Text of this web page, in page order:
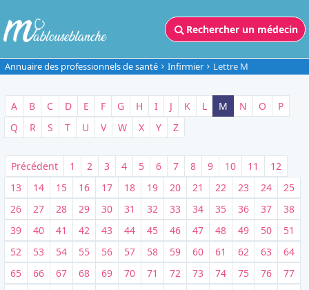
Rechercher un médecin
Annuaire des professionnels de santé Infirmier Lettre M
A B C D E F G H I J K L M N O
P
Q
R S T U V W X Y Z
Précédent 1 2 3 4 5 6 7 8 9 10 11
12
13
14 15 16 17 18 19 20 21 22 23 24
25
26
27 28 29 30 31 32 33 34 35 36 37
38
39
40 41 42 43 44 45 46 47 48 49 50
51
52
53 54 55 56 57 58 59 60 61 62 63
64
65
66 67 68 69 70 71 72 73 74 75 76
77